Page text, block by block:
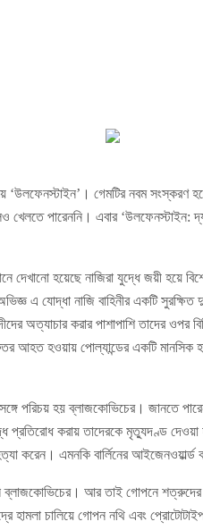
‘উলফেনস্টাইন’। গেমটির নবম
পারেননি। এবার ‘উলফেনস্টাইন:
দেখানো হয়েছে নাজিরা যুদ্ধে জয়ী হয়ে
এ যোদ্ধা নাজি বাহিনীর একটি
অত্যাচার করার পাশাপাশি তাদের
হওয়ায় পোল্যান্ডের একটি মানসিক
পরিচয় হয় ব্লাজকোভিচের। জানতে
প্রতিরোধ করায় তাদেরকে মৃত্যুদণ্ড
করেন। এমনকি বার্লিনের আইজেনওয়ার্ল্ড
ব্লাজকোভিচের। আর তাই গোপনে শত্রুদের
হামলা চালিয়ে গোপন নথি এবং